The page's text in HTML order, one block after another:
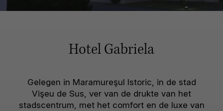
Hotel Gabriela
Gelegen in Maramureşul Istoric, in de stad
Vişeu de Sus, ver van de drukte van het
stadscentrum, met het comfort en de luxe van